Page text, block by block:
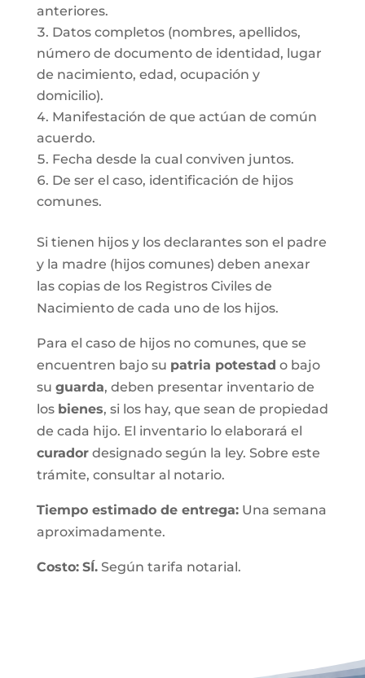
anteriores.
Datos completos (nombres, apellidos,
número de documento de identidad, lugar
de nacimiento, edad, ocupación y
domicilio).
Manifestación de que actúan de común
acuerdo.
Fecha desde la cual conviven juntos.
De ser el caso, identificación de hijos
comunes.
Si tienen hijos y los declarantes son el padre
y la madre (hijos comunes) deben anexar
las copias de los Registros Civiles de
Nacimiento de cada uno de los hijos.
Para el caso de hijos no comunes, que se
encuentren bajo su patria potestad o bajo
su guarda, deben presentar inventario de
los bienes, si los hay, que sean de propiedad
de cada hijo. El inventario lo elaborará el
curadordesignado según la ley. Sobre este
trámite, consultar al notario.
Tiempo estimado de entrega:Una semana
aproximadamente.
Costo: SÍ.Según tarifa notarial.